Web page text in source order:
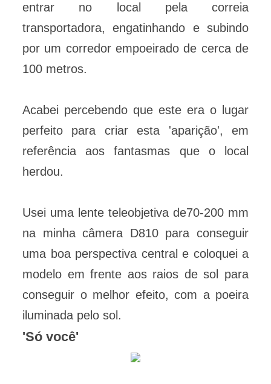
entrar no local pela correia
transportadora, engatinhando e subindo
por um corredor empoeirado de cerca de
100 metros.
Acabei percebendo que este era o lugar
perfeito para criar esta 'aparição', em
referência aos fantasmas que o local
herdou.
Usei uma lente teleobjetiva de70-200 mm
na minha câmera D810 para conseguir
uma boa perspectiva central e coloquei a
modelo em frente aos raios de sol para
conseguir o melhor efeito, com a poeira
iluminada pelo sol.
'Só você'